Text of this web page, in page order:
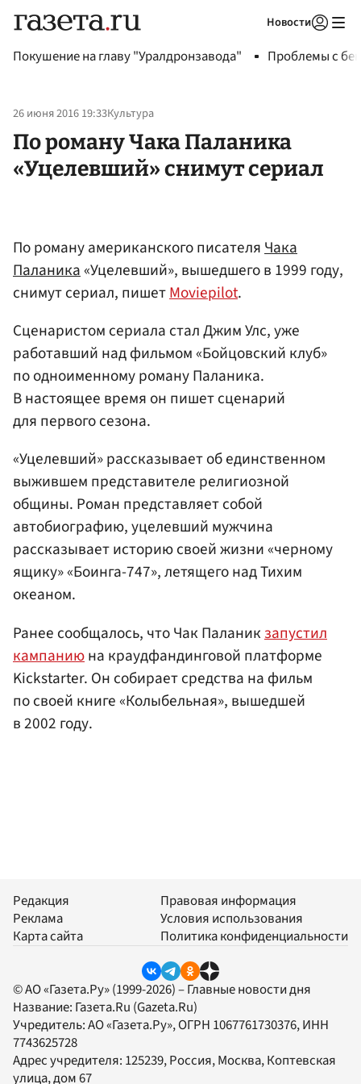
Новости
Покушение на главу "Уралдронзавода" Проблемы с
26 июня 2016 19:33Культура
По роману Чака Паланика
«Уцелевший» снимут сериал
По роману американского писателяЧака
Паланика«Уцелевший», вышедшего в 1999 году,
снимут сериал, пишетMoviepilot.
Сценаристом сериала стал Джим Улс, уже
работавший над фильмом «Бойцовский клуб»
по одноименному роману Паланика.
В настоящее время он пишет сценарий
для первого сезона.
«Уцелевший» рассказывает об единственном
выжившем представителе религиозной
общины. Роман представляет собой
автобиографию, уцелевший мужчина
рассказывает историю своей жизни «черному
ящику» «Боинга-747», летящего над Тихим
океаном.
Ранее сообщалось, что Чак Паланик запустил
кампаниюна краудфандинговой платформе
Kickstarter. Он собирает средства на фильм
по своей книге «Колыбельная», вышедшей
в 2002 году.
Редакция
Реклама
Карта сайта
Правовая информация
Условия использования
Политика конфиденциальности
© АО «Газета.Ру» (1999-2026) – Главные новости дня
Название: Газета.Ru (Gazeta.Ru)
Учредитель:АО «Газета.Ру», ОГРН 1067761730376, ИНН
7743625728
Адрес учредителя: 125239, Россия, Москва, Коптевская
улица, дом 67